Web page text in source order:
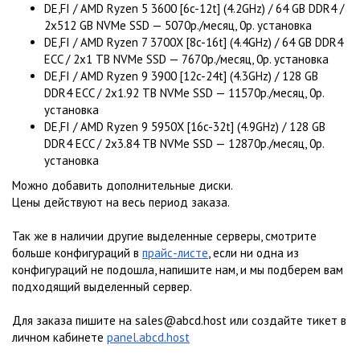
DE,FI / AMD Ryzen 5 3600 [6c-12t] (4.2GHz) / 64 GB DDR4 /
2x512 GB NVMe SSD — 5070р./месяц, 0р. установка
DE,FI / AMD Ryzen 7 3700X [8c-16t] (4.4GHz) / 64 GB DDR4
ECC / 2x1 TB NVMe SSD — 7670р./месяц, 0р. установка
DE,FI / AMD Ryzen 9 3900 [12c-24t] (4.3GHz) / 128 GB
DDR4 ECC / 2x1.92 TB NVMe SSD — 11570р./месяц, 0р.
установка
DE,FI / AMD Ryzen 9 5950X [16c-32t] (4.9GHz) / 128 GB
DDR4 ECC / 2x3.84 TB NVMe SSD — 12870р./месяц, 0р.
установка
Можно добавить дополнительные диски.
Цены действуют на весь период заказа.
Так же в наличии другие выделенные серверы, смотрите
больше конфигураций в прайс-листе, если ни одна из
конфигураций не подошла, напишите нам, и мы подберем вам
подходящий выделенный сервер.
Для заказа пишите на sales@abcd.host или создайте тикет в
личном кабинете panel.abcd.host